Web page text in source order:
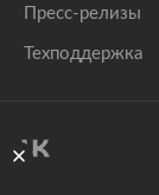
Пресс-релизы
Техподдержка